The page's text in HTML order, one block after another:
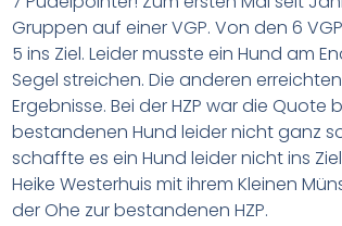
Gruppen auf einer VGP. Von den 6
5 ins Ziel. Leider musste ein Hund am
Segel streichen. Die anderen
Ergebnisse. Bei der HZP war die Quote
bestandenen Hund leider nicht ganz
schaffte es ein Hund leider nicht ins
Heike Westerhuis mit ihrem Kleinen
der Ohe zur bestandenen HZP.